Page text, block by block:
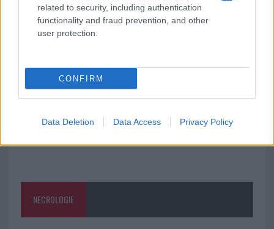
related to security, including authentication
functionality and fraud prevention, and other
user protection.
CONFIRM
Data Deletion Data Access Privacy Policy
A fuoco un deposito con bombole, intervento dei
NECROLOGIE